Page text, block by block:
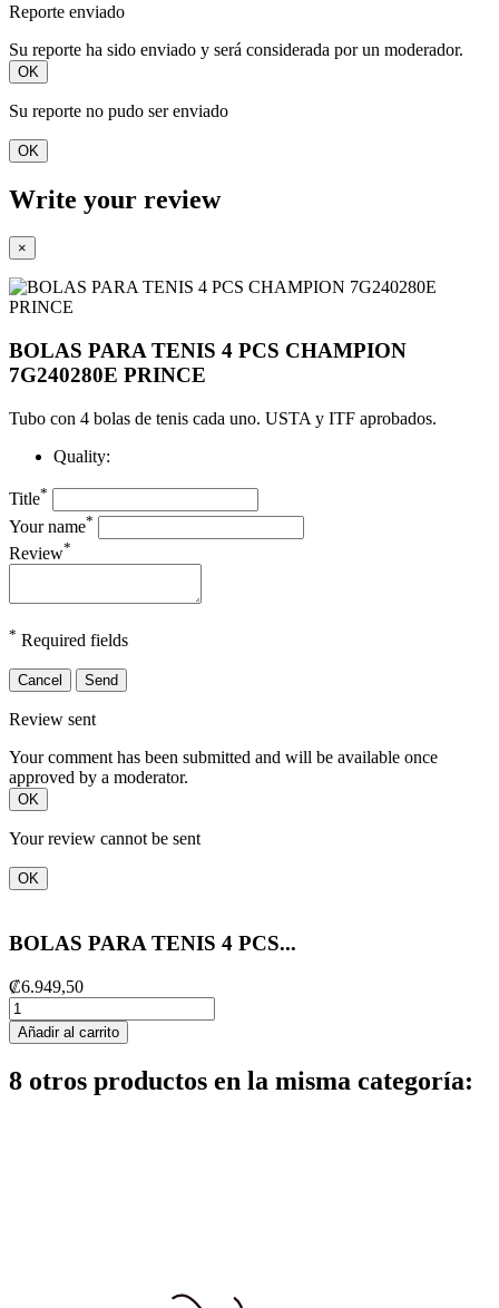
Reporte enviado
Su reporte ha sido enviado y será considerada por un moderador.
OK
Su reporte no pudo ser enviado
OK
Write your review
×
BOLAS PARA TENIS 4 PCS CHAMPION
7G240280E PRINCE
Tubo con 4 bolas de tenis cada uno. USTA y ITF aprobados.
Quality:
Title*
Your name*
Review*
* Required fields
Cancel Send
Review sent
Your comment has been submitted and will be available once
approved by a moderator.
OK
Your review cannot be sent
OK
BOLAS PARA TENIS 4 PCS...
₡6.949,50
Añadir al carrito
8 otros productos en la misma categoría: